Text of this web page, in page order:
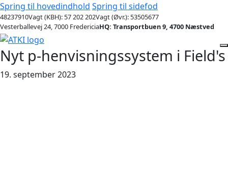
Spring til hovedindhold Spring til sidefod
48237910Vagt (KBH): 57 202 202Vagt (Øvr.): 53505677
Vesterballevej 24, 7000 FredericiaHQ: Transportbuen 9, 4700 Næstved
Nyt p-henvisningssystem i Field's
19. september 2023